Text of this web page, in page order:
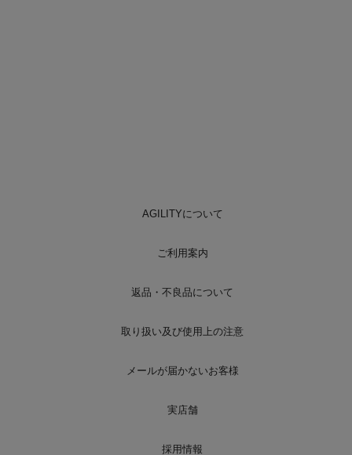
AGILITYについて
ご利用案内
返品・不良品について
取り扱い及び使用上の注意
メールが届かないお客様
実店舗
採用情報